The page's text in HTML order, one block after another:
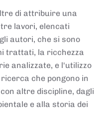
di attribuire una
lavori, elencati
autori, che si sono
trattati, la ricchezza
analizzate, e l'utilizzo
che pongono in
altre discipline, dagli
e alla storia dei